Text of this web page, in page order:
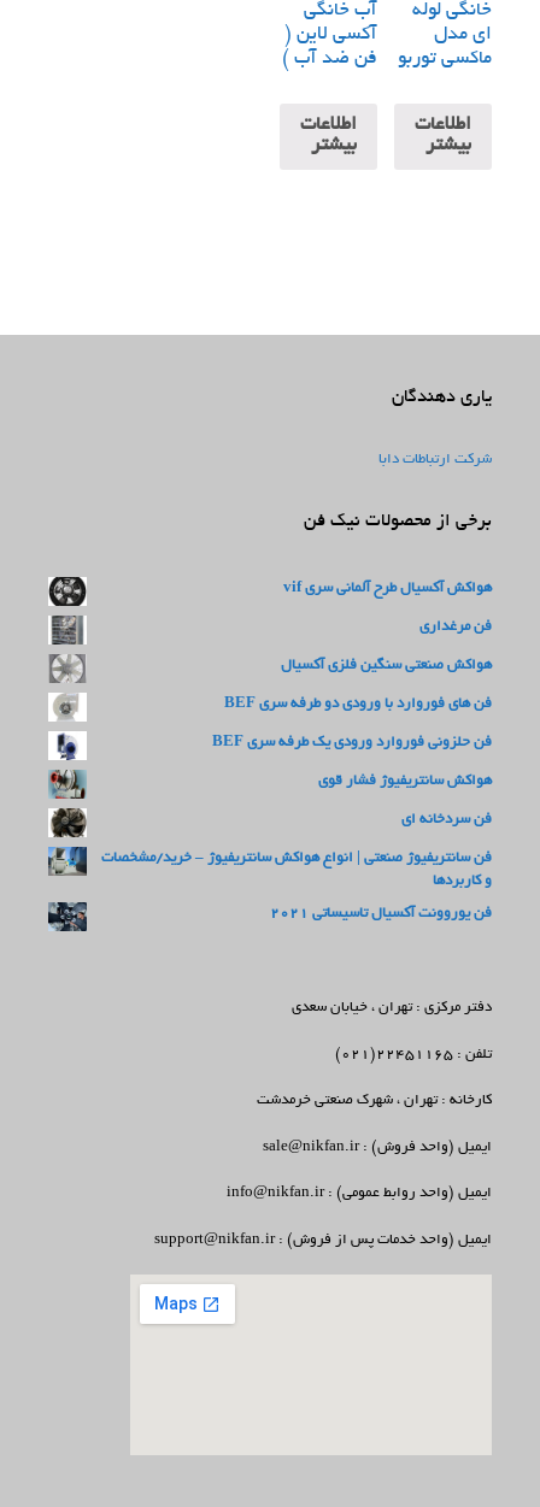
خانگی لوله
ای مدل
ماکسی توربو
اطلاعات
بیشتر
آب خانگی
آکسی لاین (
فن ضد آب )
اطلاعات
بیشتر
یاری دهندگان
شرکت ارتباطات دابا
برخی از محصولات نیک فن
هواکش آکسیال طرح آلمانی سری vif
فن مرغداری
هواکش صنعتی سنگین فلزی آکسیال
فن های فوروارد با ورودی دو طرفه سری BEF
فن حلزونی فوروارد ورودی یک طرفه سری BEF
هواکش سانتریفیوژ فشار قوی
فن سردخانه ای
فن سانتریفیوژ صنعتی | انواع هواکش سانتریفیوژ – خرید/مشخصات
و کاربردها
فن یوروونت آکسیال تاسیساتی 2021
دفتر مرکزی : تهران ، خیابان سعدی
تلفن : 22451165(021)
کارخانه : تهران ، شهرک صنعتی خرمدشت
ایمیل (واحد فروش) : sale@nikfan.ir
ایمیل (واحد روابط عمومی) : info@nikfan.ir
ایمیل (واحد خدمات پس از فروش) : support@nikfan.ir